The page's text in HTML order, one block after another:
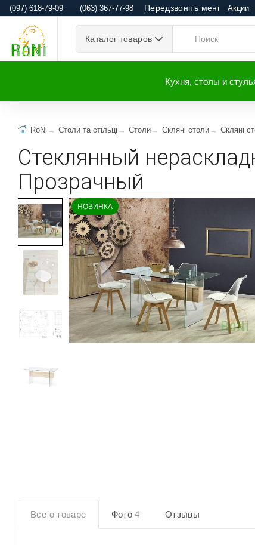
(097) 618-79-09 (063) 367-77-98 Передзвоніть мені Акции
Каталог товаров
Кухня, столы и
RoNi Столи та стільці Столи Скляні столи Скляні
Стеклянный
Прозрачный
НОВИНКА
Все о товаре Фото4 Отзывы